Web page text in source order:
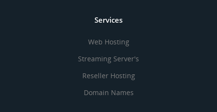
Services
Web Hosting
Streaming Server's
Reseller Hosting
Domain Names